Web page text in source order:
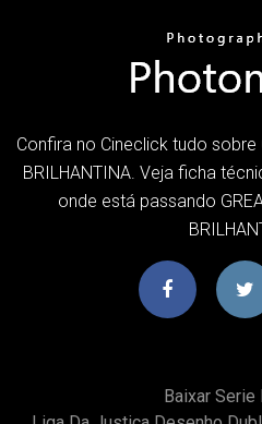
Confira no Cineclick tudo sobre
BRILHANTINA. Veja ficha
onde está passando
Baixar Serie